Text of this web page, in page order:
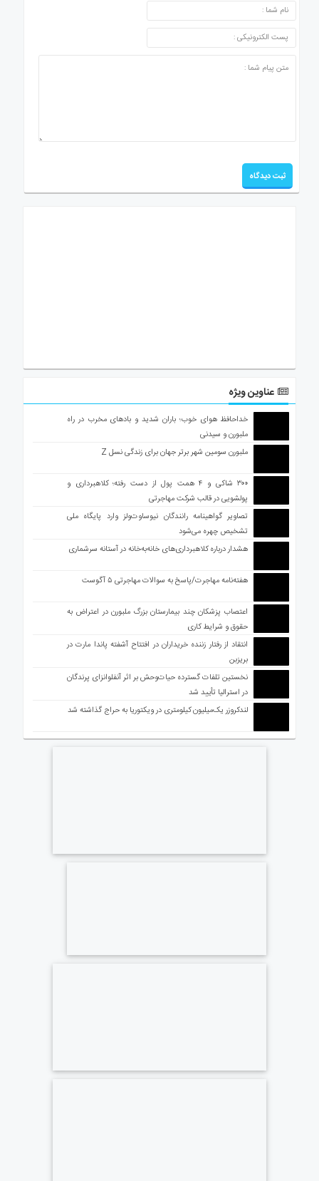
عناوین ویژه
خداحافظ هوای خوب؛ باران شدید و بادهای مخرب در راه
ملبورن و سیدنی
ملبورن سومین شهر برتر جهان برای زندگی نسل Z
۳۰۰ شاکی و ۴ همت پول از دست رفته؛ کلاهبرداری و
پولشویی در قالب شرکت مهاجرتی
تصاویر گواهینامه رانندگان نیوساوت‌ولز وارد پایگاه ملی
تشخیص چهره می‌شود
هشدار درباره کلاهبرداری‌های خانه‌به‌خانه در آستانه سرشماری
هفته‌نامه مهاجرت/پاسخ به سوالات مهاجرتی ۵ آگوست
اعتصاب پزشکان چند بیمارستان بزرگ ملبورن در اعتراض به
حقوق و شرایط کاری
انتقاد از رفتار زننده خریداران در افتتاح آشفته پاندا مارت در
بریزبن
نخستین تلفات گسترده حیات‌وحش بر اثر آنفلوانزای پرندگان
در استرالیا تأیید شد
لندکروزر یک‌میلیون کیلومتری در ویکتوریا به حراج گذاشته شد